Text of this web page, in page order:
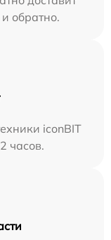
обратно.
iconBIT
часов.